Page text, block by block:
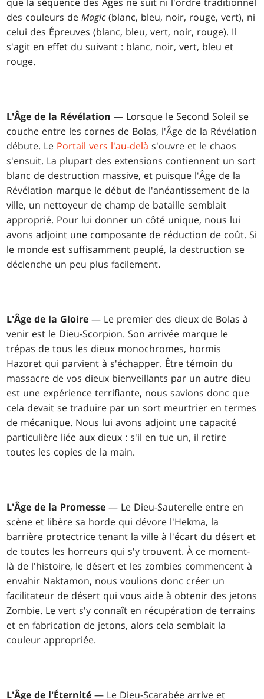
des couleurs deMagic (blanc, bleu, noir, rouge, vert), ni
celui des Épreuves (blanc, bleu, vert, noir, rouge). Il
s'agit en effet du suivant : blanc, noir, vert, bleu et
rouge.
L'Âge de la Révélation — Lorsque le Second Soleil se
couche entre les cornes de Bolas, l'Âge de la Révélation
débute. Le Portail vers l'au-delà s'ouvre et le chaos
s'ensuit. La plupart des extensions contiennent un sort
blanc de destruction massive, et puisque l'Âge de la
Révélation marque le début de l'anéantissement de la
ville, un nettoyeur de champ de bataille semblait
approprié. Pour lui donner un côté unique, nous lui
avons adjoint une composante de réduction de coût. Si
le monde est suffisamment peuplé, la destruction se
déclenche un peu plus facilement.
L'Âge de la Gloire — Le premier des dieux de Bolas à
venir est le Dieu-Scorpion. Son arrivée marque le
trépas de tous les dieux monochromes, hormis
Hazoret qui parvient à s'échapper. Être témoin du
massacre de vos dieux bienveillants par un autre dieu
est une expérience terrifiante, nous savions donc que
cela devait se traduire par un sort meurtrier en termes
de mécanique. Nous lui avons adjoint une capacité
particulière liée aux dieux : s'il en tue un, il retire
toutes les copies de la main.
L'Âge de la Promesse — Le Dieu-Sauterelle entre en
scène et libère sa horde qui dévore l'Hekma, la
barrière protectrice tenant la ville à l'écart du désert et
de toutes les horreurs qui s'y trouvent. À ce moment-
là de l'histoire, le désert et les zombies commencent à
envahir Naktamon, nous voulions donc créer un
facilitateur de désert qui vous aide à obtenir des jetons
Zombie. Le vert s'y connaît en récupération de terrains
et en fabrication de jetons, alors cela semblait la
couleur appropriée.
L'Âge de l'Éternité — Le Dieu-Scarabée arrive et